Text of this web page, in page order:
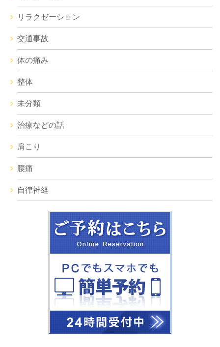
リラクゼーション
交通事故
体の痛み
整体
未分類
治療などの話
肩こり
腰痛
自律神経